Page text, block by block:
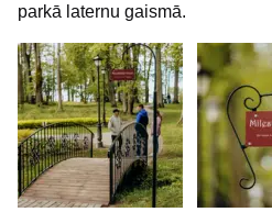
parkā laternu gaismā.